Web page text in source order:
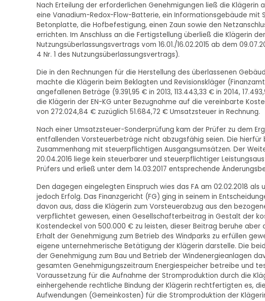
Nach Erteilung der erforderlichen Genehmigungen ließ die
eine Vanadium-Redox-Flow-Batterie, ein Informationsgebäude mit
Betonplatte, die Hofbefestigung, einen Zaun sowie den
errichten. Im Anschluss an die Fertigstellung überließ die Klägerin
Nutzungsüberlassungsvertrags vom 16.01./16.02.2015 ab dem
4 Nr. 1 des Nutzungsüberlassungsvertrags).
Die in den Rechnungen für die Herstellung des überlassenen
machte die Klägerin beim Beklagten und Revisionskläger
angefallenen Beträge (9.391,95 € in 2013, 113.443,33 € in 2014,
die Klägerin der EN-KG unter Bezugnahme auf die vereinbarte
von 272.024,84 € zuzüglich 51.684,72 € Umsatzsteuer in Rechnung.
Nach einer Umsatzsteuer-Sonderprüfung kam der Prüfer zu dem
entfallenden Vorsteuerbeträge nicht abzugsfähig seien. Die hierfür
Zusammenhang mit steuerpflichtigen Ausgangsumsätzen. Der
20.04.2016 liege kein steuerbarer und steuerpflichtiger
Prüfers und erließ unter dem 14.03.2017 entsprechende
Den dagegen eingelegten Einspruch wies das FA am 02.02.2018
jedoch Erfolg. Das Finanzgericht (FG) ging in seinem in
davon aus, dass die Klägerin zum Vorsteuerabzug aus den
verpflichtet gewesen, einen Gesellschafterbeitrag in Gestalt der
Kostendeckel von 500.000 € zu leisten, dieser Beitrag beruhe
Erhalt der Genehmigung zum Betrieb des Windparks zu erfüllen
eigene unternehmerische Betätigung der Klägerin darstelle. Die
der Genehmigung zum Bau und Betrieb der Windenergieanlagen
gesamten Genehmigungszeitraum Energiespeicher betreibe und
Voraussetzung für die Aufnahme der Stromproduktion durch die
einhergehende rechtliche Bindung der Klägerin rechtfertigten es,
Aufwendungen (Gemeinkosten) für die Stromproduktion der